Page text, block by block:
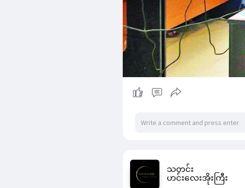
သတင်း
ဟင်းလေးအိုးကြီး
1 w- Translate
အဆင်သင့်ဖြစ်နေပြီး ရုရှားရော
မ့်က အကောင်းမြင်ထားတယ်လို့ အဲ